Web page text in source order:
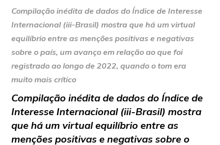
Compilação inédita de dados do Índice de Interesse
Internacional (iii-Brasil) mostra que há um virtual
equilíbrio entre as menções positivas e negativas
sobre o país, um avanço em relação ao que foi
registrado ao longo de 2022, quando o tom era
muito mais crítico
Compilação inédita de dados do Índice de
Interesse Internacional (iii-Brasil) mostra
que há um virtual equilíbrio entre as
menções positivas e negativas sobre o